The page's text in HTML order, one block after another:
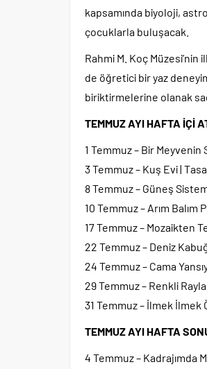
kapsamında biyoloji,
çocuklarla buluşacak.
Rahmi M. Koç
de öğretici bir yaz
biriktirmelerine olanak
TEMMUZ AYI HAFTA İÇİ
1 Temmuz – Bir Meyvenin
3 Temmuz – Kuş Evi |
8 Temmuz – Güneş
10 Temmuz – Arım
17 Temmuz – Mozaikten
22 Temmuz – Deniz
24 Temmuz – Cama
29 Temmuz – Renkli
31 Temmuz – İlmek İlmek
TEMMUZ AYI HAFTA
4 Temmuz – Kadrajımda